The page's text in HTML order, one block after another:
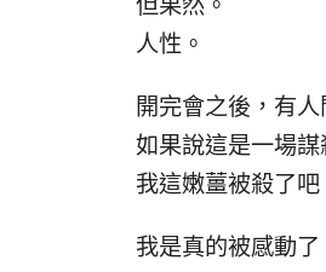
但果然。
人性。
開完會之後，有人
如果說這是一場謀
我這嫩薑被殺了吧
我是真的被感動了